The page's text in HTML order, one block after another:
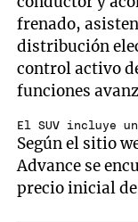
frenado,
distribución
control activo
funciones
El SUV incluye
Según el sitio
Advance se
precio inicial de